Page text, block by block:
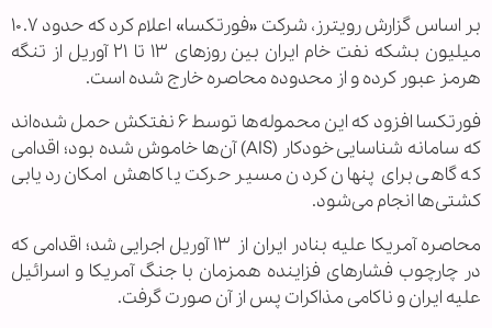
بر اساس گزارش رویترز، شرکت «فورتکسا» اعلام کرد که حدود ۱۰.۷
میلیون بشکه نفت خام ایران بین روزهای ۱۳ تا ۲۱ آوریل از تنگه
هرمز عبور کرده و از محدوده محاصره خارج شده است.
فورتکسا افزود که این محموله‌ها توسط ۶ نفتکش حمل شده‌اند
که سامانه شناسایی خودکار (AIS) آن‌ها خاموش شده بود؛ اقدامی
که گاهی برای پنهان کردن مسیر حرکت یا کاهش امکان ردیابی
کشتی‌ها انجام می‌شود.
محاصره آمریکا علیه بنادر ایران از ۱۳ آوریل اجرایی شد؛ اقدامی که
در چارچوب فشارهای فزاینده همزمان با جنگ آمریکا و اسرائیل
علیه ایران و ناکامی مذاکرات پس از آن صورت گرفت.